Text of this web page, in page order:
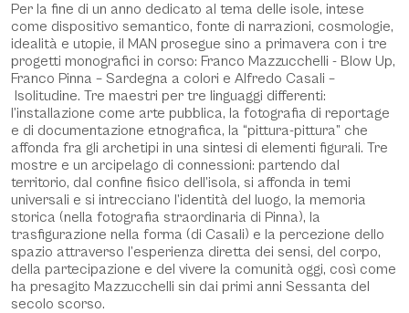
Per la fine di un anno dedicato al tema delle isole, intese
come dispositivo semantico, fonte di narrazioni, cosmologie,
idealità e utopie, il MAN prosegue sino a primavera con i tre
progetti monografici in corso: Franco Mazzucchelli - Blow Up,
Franco Pinna – Sardegna a colori e Alfredo Casali –
Isolitudine. Tre maestri per tre linguaggi differenti:
l’installazione come arte pubblica, la fotografia di reportage
e di documentazione etnografica, la “pittura-pittura” che
affonda fra gli archetipi in una sintesi di elementi figurali. Tre
mostre e un arcipelago di connessioni: partendo dal
territorio, dal confine fisico dell’isola, si affonda in temi
universali e si intrecciano l’identità del luogo, la memoria
storica (nella fotografia straordinaria di Pinna), la
trasfigurazione nella forma (di Casali) e la percezione dello
spazio attraverso l’esperienza diretta dei sensi, del corpo,
della partecipazione e del vivere la comunità oggi, così come
ha presagito Mazzucchelli sin dai primi anni Sessanta del
secolo scorso.